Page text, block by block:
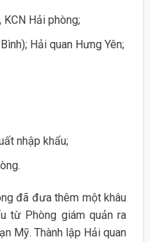
KCN Hải phòng;
Hải quan Hưng Yên;
nhập khẩu;
đã đưa thêm một khâu
từ Phòng giám quản ra
Mỹ. Thành lập Hải quan